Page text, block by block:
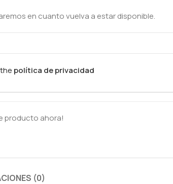
en cuanto vuelva a estar disponible.
política de privacidad
producto ahora!
(0)